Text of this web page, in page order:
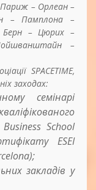
Париж – Орлеан –
– Памплона –
Берн – Цюрих –
–
SPACETIME,
заходах:
семінарі
School
ESEI
закладів у